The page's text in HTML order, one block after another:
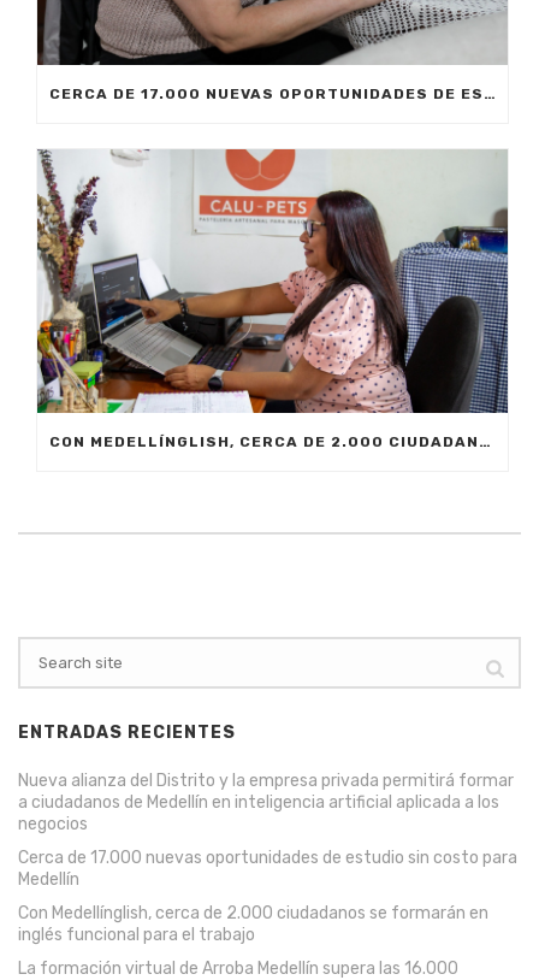
CERCA DE 17.000 NUEVAS OPORTUNIDADES DE ESTUDIO SIN COSTO PARA MEDELLÍN
CON MEDELLÍNGLISH, CERCA DE 2.000 CIUDADANOS SE FORMARÁN EN INGLÉS FUNCIONAL PARA EL TRABAJO
ENTRADAS RECIENTES
Nueva alianza del Distrito y la empresa privada permitirá formar
a ciudadanos de Medellín en inteligencia artificial aplicada a los
negocios
Cerca de 17.000 nuevas oportunidades de estudio sin costo para
Medellín
Con Medellínglish, cerca de 2.000 ciudadanos se formarán en
inglés funcional para el trabajo
La formación virtual de Arroba Medellín supera las 16.000